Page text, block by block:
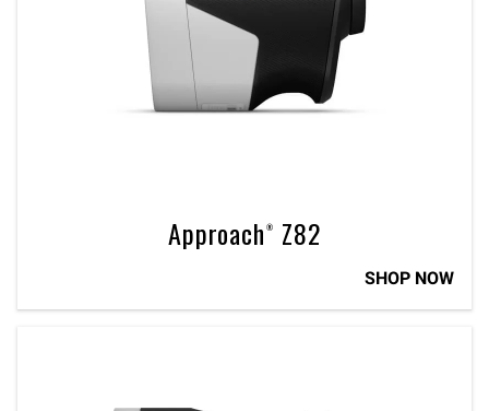
Approach® Z82
SHOP NOW